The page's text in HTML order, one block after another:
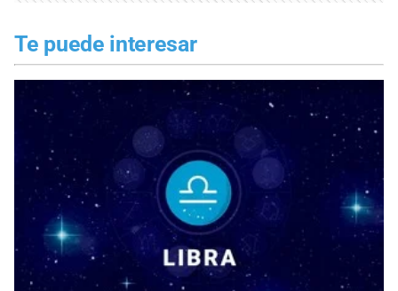
Te puede interesar